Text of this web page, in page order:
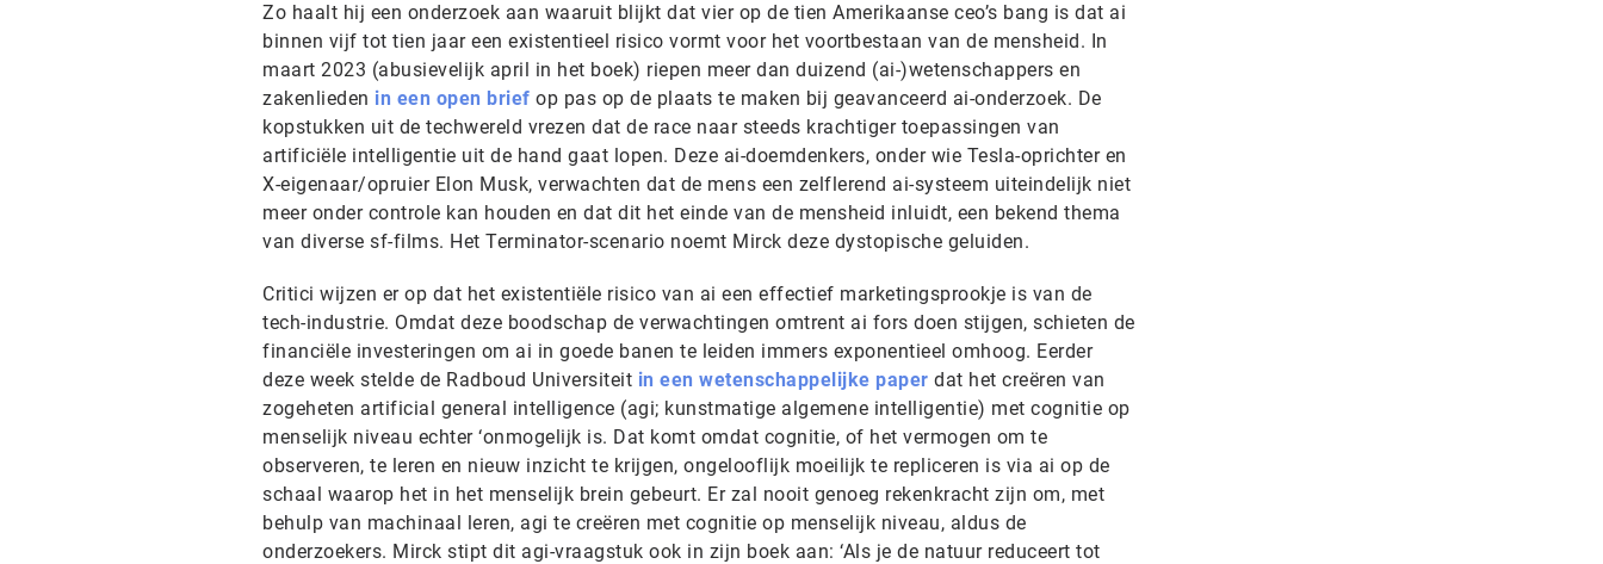
Zo haalt hij een onderzoek aan waaruit blijkt dat vier op de tien Amerikaanse ceo’s bang is dat ai
binnen vijf tot tien jaar een existentieel risico vormt voor het voortbestaan van de mensheid. In
maart 2023 (abusievelijk april in het boek) riepen meer dan duizend (ai-)wetenschappers en
zakenlieden in een open brief op pas op de plaats te maken bij geavanceerd ai-onderzoek. De
kopstukken uit de techwereld vrezen dat de race naar steeds krachtiger toepassingen van
artificiële intelligentie uit de hand gaat lopen. Deze ai-doemdenkers, onder wie Tesla-oprichter en
X-eigenaar/opruier Elon Musk, verwachten dat de mens een zelflerend ai-systeem uiteindelijk niet
meer onder controle kan houden en dat dit het einde van de mensheid inluidt, een bekend thema
van diverse sf-films. Het Terminator-scenario noemt Mirck deze dystopische geluiden.
Critici wijzen er op dat het existentiële risico van ai een effectief marketingsprookje is van de
tech-industrie. Omdat deze boodschap de verwachtingen omtrent ai fors doen stijgen, schieten de
financiële investeringen om ai in goede banen te leiden immers exponentieel omhoog. Eerder
deze week stelde de Radboud Universiteit in een wetenschappelijke paper dat het creëren van
zogeheten artificial general intelligence (agi; kunstmatige algemene intelligentie) met cognitie op
menselijk niveau echter ‘onmogelijk is. Dat komt omdat cognitie, of het vermogen om te
observeren, te leren en nieuw inzicht te krijgen, ongelooflijk moeilijk te repliceren is via ai op de
schaal waarop het in het menselijk brein gebeurt. Er zal nooit genoeg rekenkracht zijn om, met
behulp van machinaal leren, agi te creëren met cognitie op menselijk niveau, aldus de
onderzoekers. Mirck stipt dit agi-vraagstuk ook in zijn boek aan: ‘Als je de natuur reduceert tot